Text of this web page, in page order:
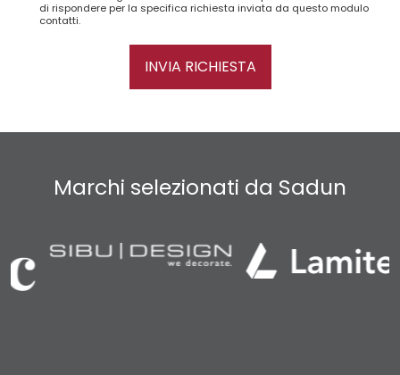
di rispondere per la specifica richiesta inviata da questo modulo
contatti.
INVIA RICHIESTA
Marchi selezionati da Sadun